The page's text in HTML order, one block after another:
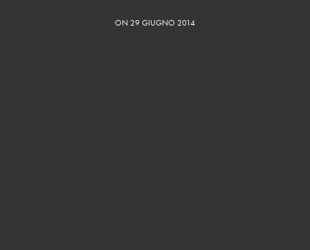
ON 29 GIUGNO 2014